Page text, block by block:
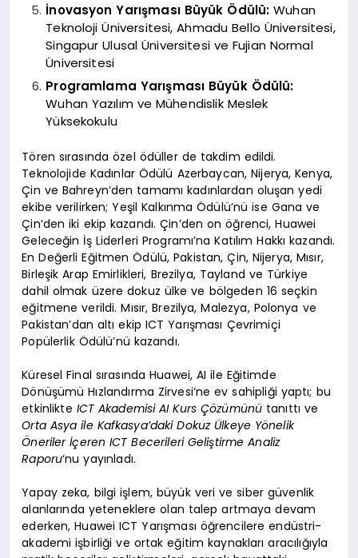
İnovasyon Yarışması Büyük Ödülü: Wuhan
Teknoloji Üniversitesi, Ahmadu Bello Üniversitesi,
Singapur Ulusal Üniversitesi ve Fujian Normal
Üniversitesi
Programlama Yarışması Büyük Ödülü:
Wuhan Yazılım ve Mühendislik Meslek
Yüksekokulu
Tören sırasında özel ödüller de takdim edildi.
Teknolojide Kadınlar Ödülü Azerbaycan, Nijerya, Kenya,
Çin ve Bahreyn’den tamamı kadınlardan oluşan yedi
ekibe verilirken; Yeşil Kalkınma Ödülü’nü ise Gana ve
Çin’den iki ekip kazandı. Çin’den on öğrenci, Huawei
Geleceğin İş Liderleri Programı’na Katılım Hakkı kazandı.
En Değerli Eğitmen Ödülü, Pakistan, Çin, Nijerya, Mısır,
Birleşik Arap Emirlikleri, Brezilya, Tayland ve Türkiye
dahil olmak üzere dokuz ülke ve bölgeden 16 seçkin
eğitmene verildi. Mısır, Brezilya, Malezya, Polonya ve
Pakistan’dan altı ekip ICT Yarışması Çevrimiçi
Popülerlik Ödülü’nü kazandı.
Küresel Final sırasında Huawei, AI ile Eğitimde
Dönüşümü Hızlandırma Zirvesi’ne ev sahipliği yaptı; bu
etkinlikte ICT Akademisi AI Kurs Çözümünü tanıttı ve
Orta Asya ile Kafkasya’daki Dokuz Ülkeye Yönelik
Öneriler İçeren ICT Becerileri Geliştirme Analiz
Raporu‘nu yayınladı.
Yapay zeka, bilgi işlem, büyük veri ve siber güvenlik
alanlarında yeteneklere olan talep artmaya devam
ederken, Huawei ICT Yarışması öğrencilere endüstri-
akademi işbirliği ve ortak eğitim kaynakları aracılığıyla